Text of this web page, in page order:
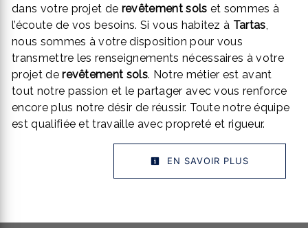
dans votre projet de revêtement sols et sommes à
l’écoute de vos besoins. Si vous habitez à Tartas,
nous sommes à votre disposition pour vous
transmettre les renseignements nécessaires à votre
projet derevêtement sols. Notre métier est avant
tout notre passion et le partager avec vous renforce
encore plus notre désir de réussir. Toute notre équipe
est qualifiée et travaille avec propreté et rigueur.
EN SAVOIR PLUS